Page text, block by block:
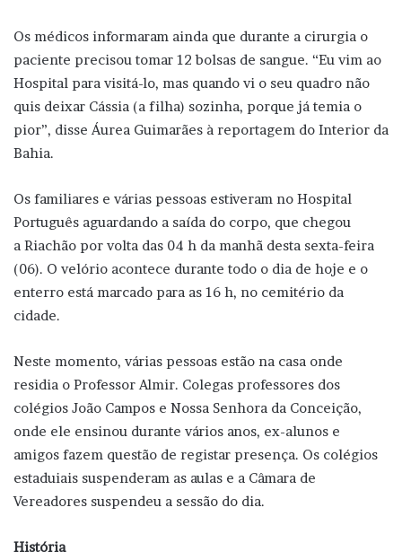
Os médicos informaram ainda que durante a cirurgia o
paciente precisou tomar 12 bolsas de sangue. “Eu vim ao
Hospital para visitá-lo, mas quando vi o seu quadro não
quis deixar Cássia (a filha) sozinha, porque já temia o
pior”, disse Áurea Guimarães à reportagem do Interior da
Bahia.
Os familiares e várias pessoas estiveram no Hospital
Português aguardando a saída do corpo, que chegou
a Riachão por volta das 04 h da manhã desta sexta-feira
(06). O velório acontece durante todo o dia de hoje e o
enterro está marcado para as 16 h, no cemitério da
cidade.
Neste momento, várias pessoas estão na casa onde
residia o Professor Almir. Colegas professores dos
colégios João Campos e Nossa Senhora da Conceição,
onde ele ensinou durante vários anos, ex-alunos e
amigos fazem questão de registar presença. Os colégios
estaduiais suspenderam as aulas e a Câmara de
Vereadores suspendeu a sessão do dia.
História